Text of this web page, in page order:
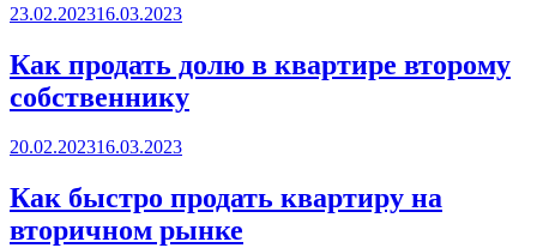
Posted
23.02.202316.03.2023
Как продать долю в квартире второму
собственнику
Posted
20.02.202316.03.2023
Как быстро продать квартиру на
вторичном рынке